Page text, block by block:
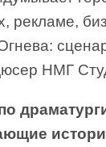
рекламе,
НМГ